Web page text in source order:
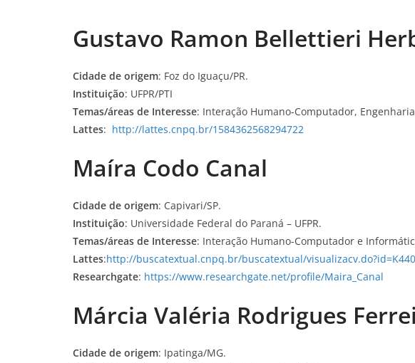
Gustavo Ramon Bellettieri
Cidade de origem: Foz do Iguaçu/PR.
Instituição: UFPR/PTI
Temas/áreas de Interesse: Interação Humano-Computador,
Lattes: http://lattes.cnpq.br/1584362568294722
Maíra Codo Canal
Cidade de origem: Capivari/SP.
Instituição: Universidade Federal do Paraná – UFPR.
Temas/áreas de Interesse: Interação Humano-Computador e
Lattes:http://buscatextual.cnpq.br/buscatextual/
Researchgate: https://www.researchgate.net/profile/Maira_Canal
Márcia Valéria Rodrigues
Cidade de origem: Ipatinga/MG.